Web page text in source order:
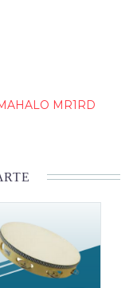
MR1RD